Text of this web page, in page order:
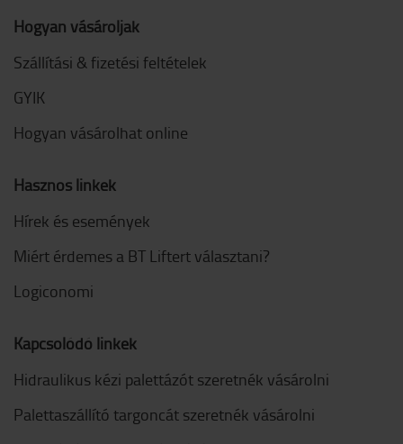
Hogyan vásároljak
Szállítási & fizetési feltételek
GYIK
Hogyan vásárolhat online
Hasznos linkek
Hírek és események
Miért érdemes a BT Liftert választani?
Logiconomi
Kapcsolódó linkek
Hidraulikus kézi palettázót szeretnék vásárolni
Palettaszállító targoncát szeretnék vásárolni